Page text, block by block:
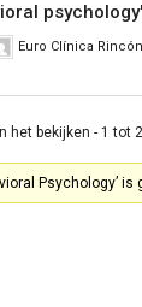
Euro Clínica Rincón
het bekijken - 1 tot
Psychology’